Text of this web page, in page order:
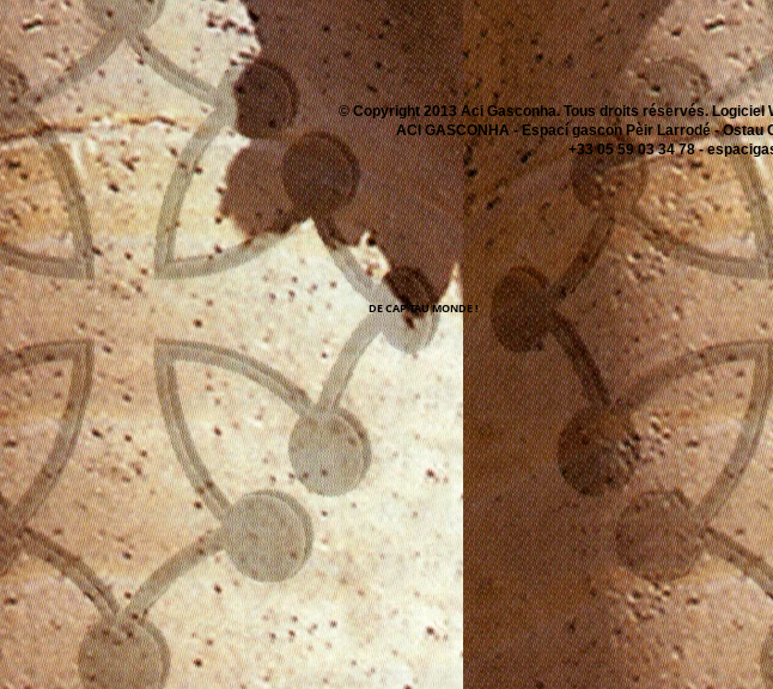
© Copyright 2013 Aci Gasconha. Tous droits réservés.
ACI GASCONHA - Espací gascon Pèir Larrodé -
+33 05 59 03 34 78 -
DE CAP TAU MONDE !